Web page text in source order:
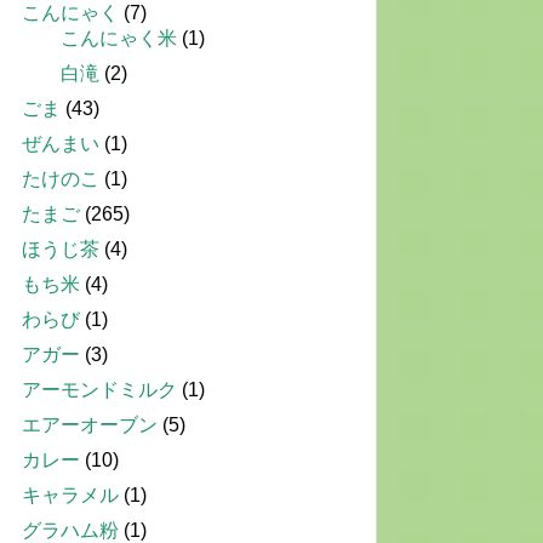
こんにゃく
(7)
こんにゃく米 (1)
白滝 (2)
ごま (43)
ぜんまい (1)
たけのこ (1)
たまご (265)
ほうじ茶 (4)
もち米 (4)
わらび(1)
アガー (3)
アーモンドミルク (1)
エアーオーブン (5)
カレー (10)
キャラメル (1)
グラハム粉 (1)